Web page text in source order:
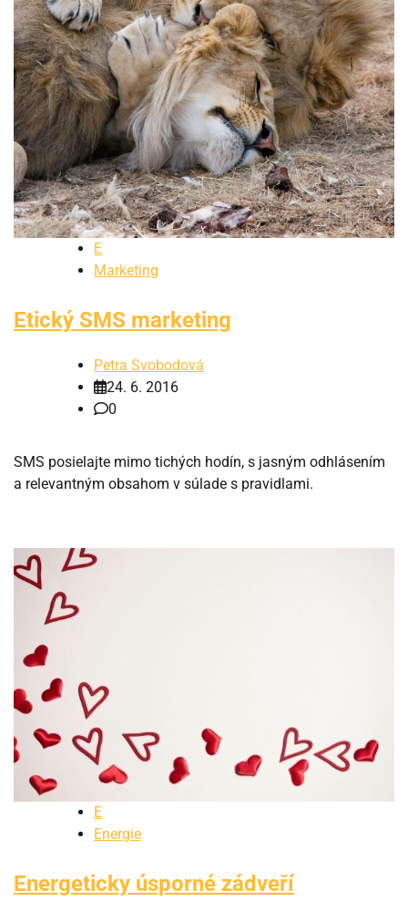
E
Marketing
Etický SMS marketing
Petra Svobodová
24. 6. 2016
0
SMS posielajte mimo tichých hodín, s jasným odhlásením
a relevantným obsahom v súlade s pravidlami.
E
Energie
Energeticky úsporné zádveří